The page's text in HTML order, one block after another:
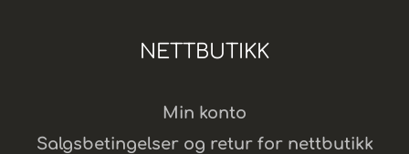
NETTBUTIKK
Min konto
Salgsbetingelser og retur for nettbutikk